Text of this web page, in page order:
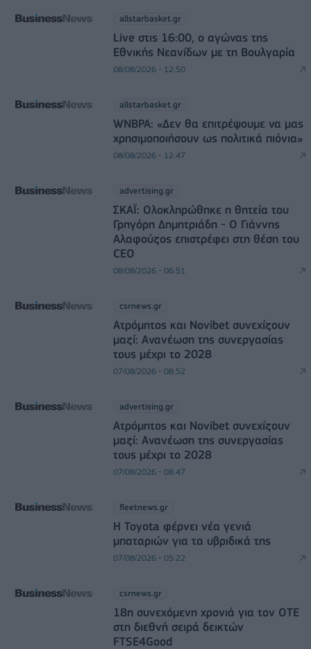
allstarbasket.gr
Live στις 16:00, ο αγώνας της
Εθνικής Νεανίδων με τη Βουλγαρία
08/08/2026 - 12:50
allstarbasket.gr
WNBPA: «Δεν θα επιτρέψουμε να μας
χρησιμοποιήσουν ως πολιτικά πιόνια»
08/08/2026 - 12:47
advertising.gr
ΣΚΑΪ: Ολοκληρώθηκε η θητεία του
Γρηγόρη Δημητριάδη - Ο Γιάννης
Αλαφούζος επιστρέφει στη θέση του
CEO
08/08/2026 - 06:51
csrnews.gr
Ατρόμητος και Novibet συνεχίζουν
μαζί: Ανανέωση της συνεργασίας
τους μέχρι το 2028
07/08/2026 - 08:52
advertising.gr
Ατρόμητος και Novibet συνεχίζουν
μαζί: Ανανέωση της συνεργασίας
τους μέχρι το 2028
07/08/2026 - 08:47
fleetnews.gr
Η Toyota φέρνει νέα γενιά
μπαταριών για τα υβριδικά της
07/08/2026 - 05:22
csrnews.gr
18η συνεχόμενη χρονιά για τον ΟΤΕ
στη διεθνή σειρά δεικτών
FTSE4Good